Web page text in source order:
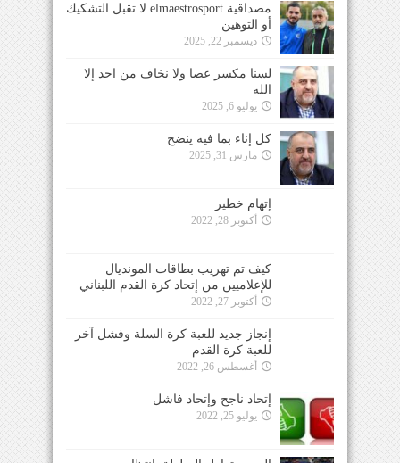
مصداقية elmaestrosport لا تقبل التشكيك
أو التوهين
ديسمبر 22, 2025
لسنا مكسر عصا ولا نخاف من احد إلا
الله
يوليو 6, 2025
كل إناء بما فيه ينضح
مارس 31, 2025
إتهام خطير
أكتوبر 28, 2022
كيف تم تهريب بطاقات المونديال
للإعلاميين من إتحاد كرة القدم اللبناني
أكتوبر 27, 2022
إنجاز جديد للعبة كرة السلة وفشل آخر
للعبة كرة القدم
أغسطس 26, 2022
إتحاد ناجح وإتحاد فاشل
يوليو 25, 2022